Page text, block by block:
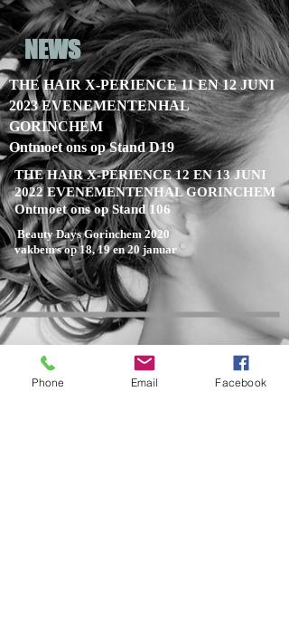
NEWS
THE HAIR X-PERIENCE 11 EN 12 JUNI
2023 EVENEMENTENHAL
GORINCHEM
Ontmoet ons op Stand D19
Beauty Days Gorinchem 2020
vakbeurs op 18, 19 en 20 januar
THE HAIR X-PERIENCE 12 EN 13 JUNI
2022 EVENEMENTENHAL GORINCHEM
Ontmoet ons op Stand 106
Phone Email Facebook